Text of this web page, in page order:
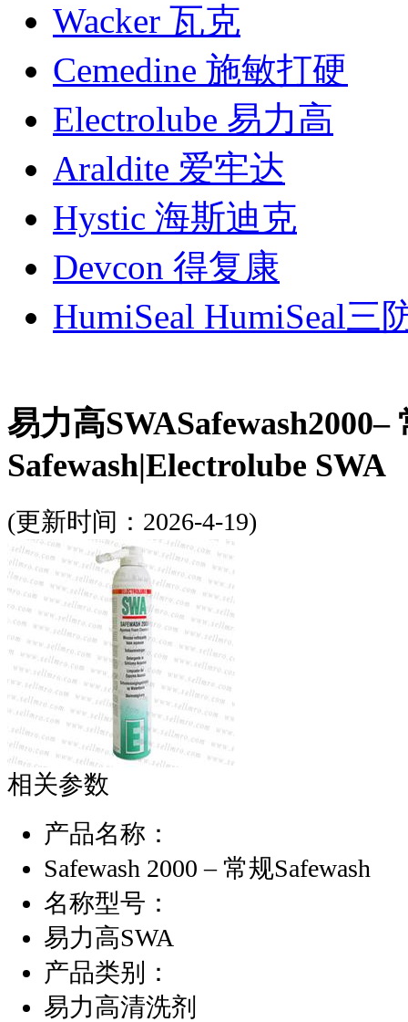
Wacker 瓦克
Cemedine 施敏打硬
Electrolube 易力高
Araldite 爱牢达
Hystic 海斯迪克
Devcon 得复康
HumiSeal HumiSeal三
易力高SWASafewash2000–
Safewash|Electrolube SWA
(更新时间：2026-4-19)
相关参数
产品名称：
Safewash 2000 – 常规Safewash
名称型号：
易力高SWA
产品类别：
易力高清洗剂